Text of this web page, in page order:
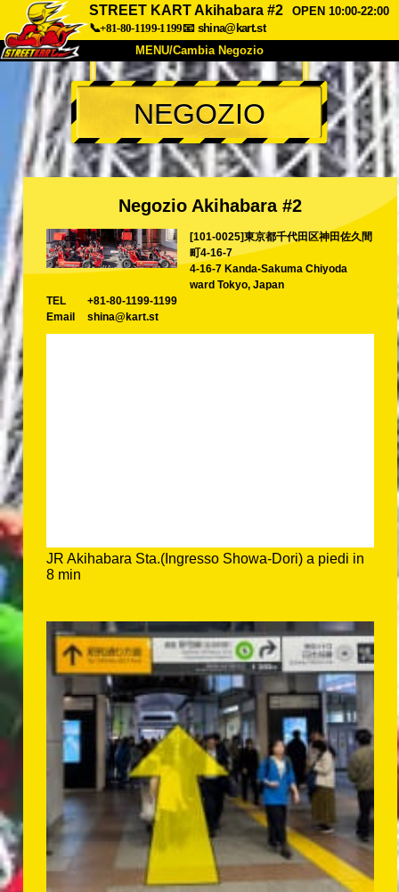
STREET KART Akihabara #2
OPEN 10:00-22:00
📞+81-80-1199-1199📧 shina@kart.st
MENU/Cambia Negozio
INIZIO
Chi Siamo Specifiche Prezzo
Accesso Recensioni FAQ
Azienda Prenotazioni
Cambia Negozio
Tokyo Shinagawa Tokyo Akihabara#1
Tokyo Akihabara#2 Tokyo Shibuya
Tokyo Shibuya Annex
NEGOZIO
Negozio Akihabara #2
[101-0025]東京都千代田区神田佐久間
町4-16-7
4-16-7 Kanda-Sakuma Chiyoda
ward Tokyo, Japan
TEL
+81-80-1199-1199
Email
shina@kart.st
JR Akihabara Sta.(Ingresso Showa-Dori) a piedi in
8 min